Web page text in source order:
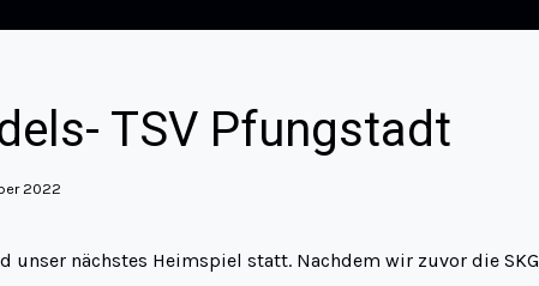
TSV Pfungstadt
2022
unser nächstes Heimspiel statt. Nachdem wir zuvor die SKG